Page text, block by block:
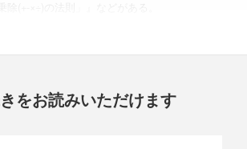
をお読みいただけます